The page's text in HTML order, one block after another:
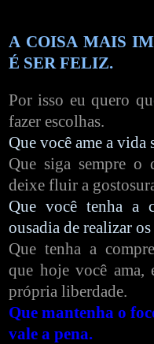
A COISA MAIS
É SER FELIZ.
Por isso eu quero
fazer escolhas.
Que você ame a vida
Que siga sempre o
deixe fluir a
Que você tenha a
ousadia de realizar
Que tenha a
que hoje você ama,
própria liberdade.
Que mantenha o
vale a pena.